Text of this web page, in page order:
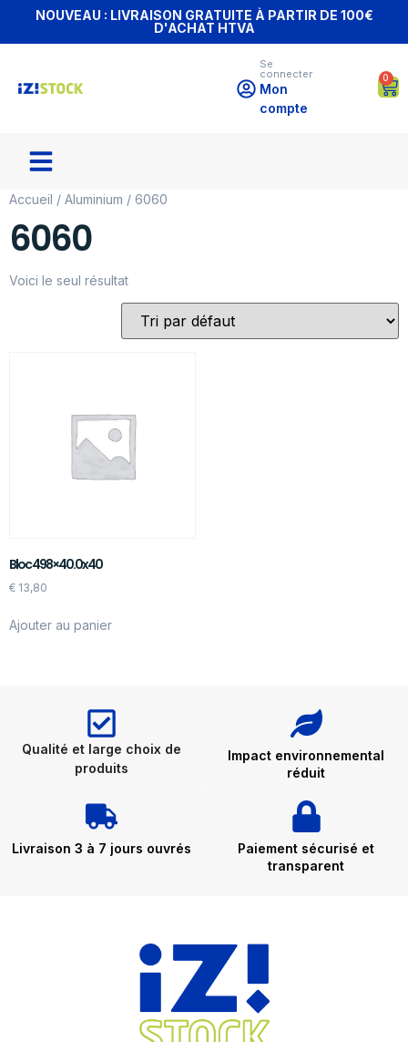
NOUVEAU : LIVRAISON GRATUITE À PARTIR DE 100€
D'ACHAT HTVA
Se
connecter
Mon
compte
0
Accueil / Aluminium / 6060
6060
Voici le seul résultat
Bloc 498×40.0x40
€ 13,80
Ajouter au panier
Qualité et large choix de
produits
Impact environnemental
réduit
Livraison 3 à 7 jours ouvrés
Paiement sécurisé et
transparent